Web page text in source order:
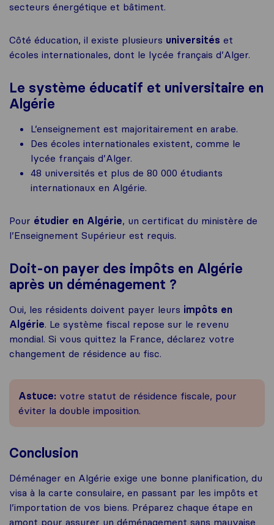
secteurs énergétique et bâtiment.
Côté éducation, il existe plusieurs universités et
écoles internationales, dont le lycée français d’Alger.
Le système éducatif et universitaire en
Algérie
L’enseignement est majoritairement en arabe.
Des écoles internationales existent, comme le
lycée français d’Alger.
48 universités et plus de 80 000 étudiants
internationaux en Algérie.
Pour étudier en Algérie, un certificat du ministère de
l’Enseignement Supérieur est requis.
Doit-on payer des impôts en Algérie
après un déménagement ?
Oui, les résidents doivent payer leurs impôts en
Algérie. Le système fiscal repose sur le revenu
mondial. Si vous quittez la France, déclarez votre
changement de résidence au fisc.
Astuce: votre statut de résidence fiscale, pour
éviter la double imposition.
Conclusion
Déménager en Algérie exige une bonne planification, du
visa à la carte consulaire, en passant par les impôts et
l’importation de vos biens. Préparez chaque étape en
amont pour assurer un déménagement sans mauvaise